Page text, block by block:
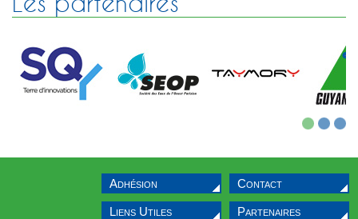
Contact
Adhésion
Partenaires
Liens Utiles